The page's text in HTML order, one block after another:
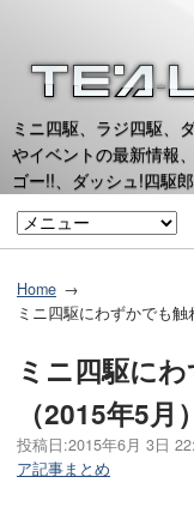
ミニ四駆、ラジ四駆、
やイベントの最新情報
ゴー!!、ダッシュ!四駆
Home
ミニ四駆にわずかでも触
ミニ四駆に
（2015年5月）
投稿日:2015年6月 3日
ア記事まとめ